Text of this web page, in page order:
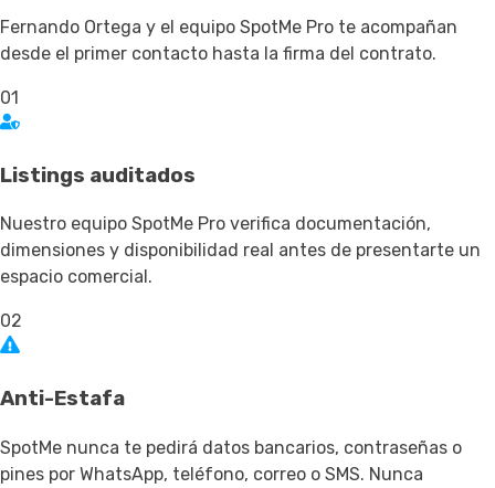
Fernando Ortega y el equipo SpotMe Pro te acompañan
desde el primer contacto hasta la firma del contrato.
01
Listings auditados
Nuestro equipo SpotMe Pro verifica documentación,
dimensiones y disponibilidad real antes de presentarte un
espacio comercial.
02
Anti-Estafa
SpotMe nunca te pedirá datos bancarios, contraseñas o
pines por WhatsApp, teléfono, correo o SMS. Nunca